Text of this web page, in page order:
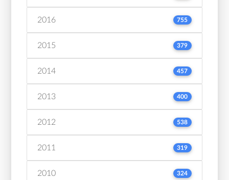
2016 755
2015 379
2014 457
2013 400
2012 538
2011 319
2010 324